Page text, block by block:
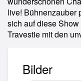
live! Bühnenzauber
sich auf diese
Travestie mit den
Bilder